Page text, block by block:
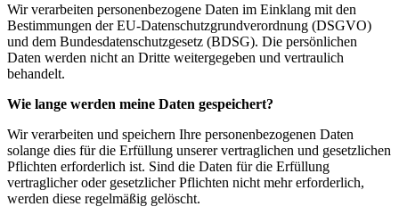
Wir verarbeiten personenbezogene Daten im Einklang mit den
Bestimmungen der EU-Datenschutzgrundverordnung (DSGVO)
und dem Bundesdatenschutzgesetz (BDSG). Die persönlichen
Daten werden nicht an Dritte weitergegeben und vertraulich
behandelt.
Wie lange werden meine Daten gespeichert?
Wir verarbeiten und speichern Ihre personenbezogenen Daten
solange dies für die Erfüllung unserer vertraglichen und gesetzlichen
Pflichten erforderlich ist. Sind die Daten für die Erfüllung
vertraglicher oder gesetzlicher Pflichten nicht mehr erforderlich,
werden diese regelmäßig gelöscht.